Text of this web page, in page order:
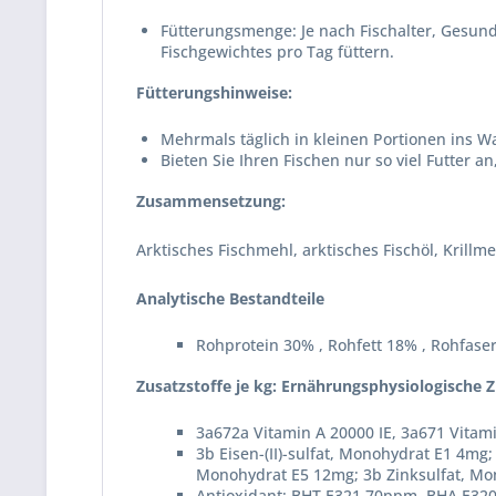
Fütterungsmenge: Je nach Fischalter,
Fischgewichtes pro Tag füttern.
Fütterungshinweise:
Mehrmals täglich in kleinen Portionen ins
Bieten Sie Ihren Fischen nur so viel Futter
Zusammensetzung:
Arktisches Fischmehl, arktisches Fischöl,
Analytische Bestandteile
Rohprotein 30% , Rohfett 18% ,
Zusatzstoffe je kg: Ernährungsphysiologische
3a672a Vitamin A 20000 IE, 3a671
3b Eisen-(II)-sulfat, Monohydrat E1
Monohydrat E5 12mg; 3b Zinksulfat,